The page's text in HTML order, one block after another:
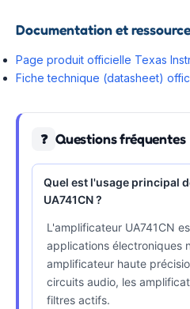
Documentation et
Page produit officielle Texas
Fiche technique (datasheet)
❓ Questions fréquentes
Quel est l'usage principal
UA741CN ?
L'amplificateur UA741CN
applications électroniques
amplificateur haute
circuits audio, les
filtres actifs.